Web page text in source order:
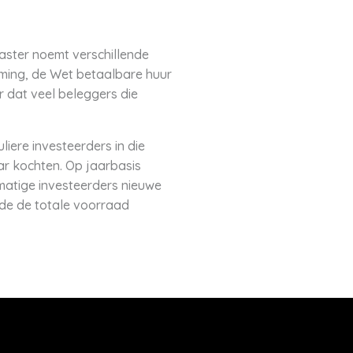
noemt verschillende
de Wet betaalbare huur
dat veel beleggers die
investeerders in die
kochten. Op jaarbasis
investeerders nieuwe
de totale voorraad